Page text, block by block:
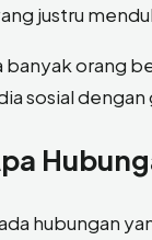
justru
banyak orang
sosial dengan
hubungan